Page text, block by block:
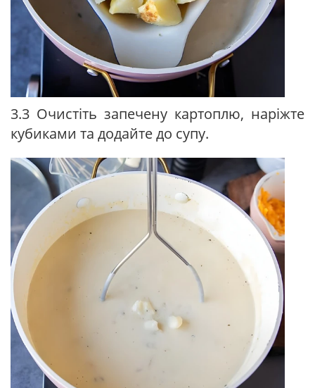
3.3 Очистіть запечену картоплю, наріжте
кубиками та додайте до супу.